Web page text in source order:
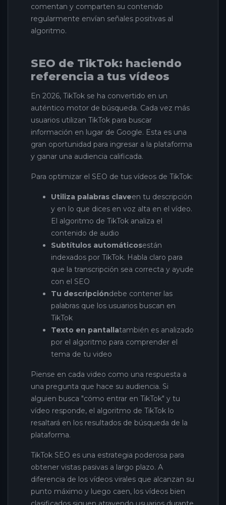
comentan y comparten su contenido
regularmente envían señales positivas al
algoritmo.
SEO de TikTok: haciendo
referencia a tus vídeos
En 2026, TikTok se ha convertido en un
auténtico motor de búsqueda. Cada vez más
usuarios utilizan TikTok para buscar
información en lugar de Google. Esta es una
gran oportunidad para ingresar a la plataforma
y ganar una audiencia calificada.
Para optimizar el SEO de tus vídeos de TikTok:
Utiliza palabras claveen tu descripción
y en lo que dices en voz alta en el vídeo.
El algoritmo de TikTok analiza el
contenido de audio
Subtítulos automáticosestán
indexados por TikTok. Habla claro para
que la transcripción sea correcta y ayude
con el SEO
Tu descripcióndebe contener las
palabras que los usuarios buscan en
TikTok
Texto en pantallatambién es analizado
por el algoritmo para comprender el
tema de tu video
Piense en cada video como una respuesta a
una pregunta que hace su audiencia. Si
alguien busca "cómo entrar en TikTok" y tu
vídeo responde, el algoritmo de TikTok lo
resaltará en los resultados de búsqueda de la
plataforma.
TikTok SEO es una estrategia poderosa para
obtener vistas pasivas a largo plazo. A
diferencia de los vídeos virales que alcanzan su
punto máximo y luego caen, los vídeos bien